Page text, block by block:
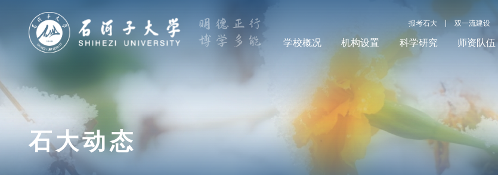
报考石大 双一流建设
学校概况 机构设置 科学研究 师资队伍
石大动态